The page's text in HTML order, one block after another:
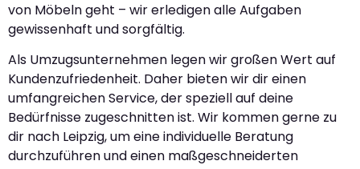
von Möbeln geht – wir erledigen alle Aufgaben
gewissenhaft und sorgfältig.
Als Umzugsunternehmen legen wir großen Wert auf
Kundenzufriedenheit. Daher bieten wir dir einen
umfangreichen Service, der speziell auf deine
Bedürfnisse zugeschnitten ist. Wir kommen gerne zu
dir nach Leipzig, um eine individuelle Beratung
durchzuführen und einen maßgeschneiderten